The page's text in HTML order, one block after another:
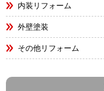
内装リフォーム
外壁塗装
その他リフォーム